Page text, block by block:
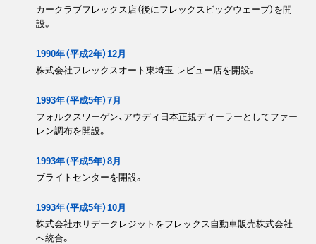
カークラブフレックス店（後にフレックスビッグウェーブ）を開
設。
1990年（平成2年）12月
株式会社フレックスオート東埼玉 レビュー店を開設。
1993年（平成5年）7月
フォルクスワーゲン、アウディ日本正規ディーラーとしてファー
レン調布を開設。
1993年（平成5年）8月
ブライトセンターを開設。
1993年（平成5年）10月
株式会社ホリデークレジットをフレックス自動車販売株式会社
へ統合。